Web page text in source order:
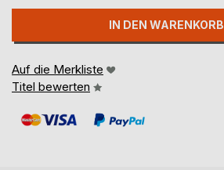
IN DEN WARENKORB
Auf die Merkliste
Titel bewerten